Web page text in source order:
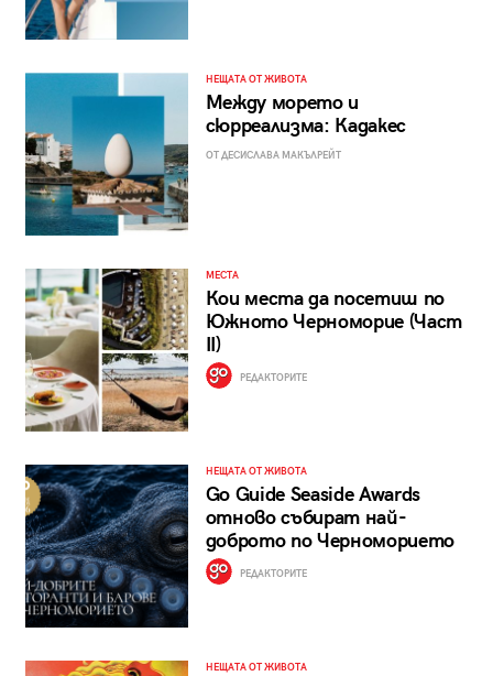
НЕЩАТА ОТ ЖИВОТА
Между морето и
сюрреализма: Кадакес
ОТ ДЕСИСЛАВА МАКЪЛРЕЙТ
МЕСТА
Кои места да посетиш по
Южното Черноморие (Част
II)
РЕДАКТОРИТЕ
НЕЩАТА ОТ ЖИВОТА
Go Guide Seaside Awards
отново събират най-
доброто по Черноморието
РЕДАКТОРИТЕ
НЕЩАТА ОТ ЖИВОТА